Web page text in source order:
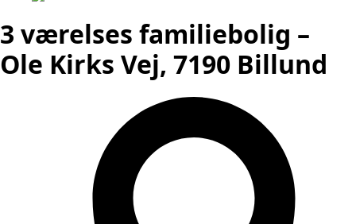
3 værelses familiebolig –
Ole Kirks Vej, 7190 Billund